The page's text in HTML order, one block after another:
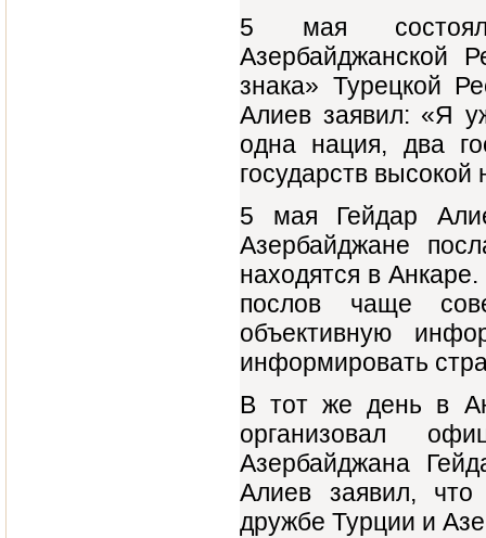
5 мая
Азербайджанской
знака» Турецкой
Алиев заявил: «Я
одна нация, два
государств высокой
5 мая Гейдар
Азербайджане
находятся в
послов чаще
объективную
информировать
В тот же день в
организовал
Азербайджана
Алиев заявил, что
дружбе Турции и